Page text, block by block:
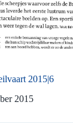
2015|6
2015